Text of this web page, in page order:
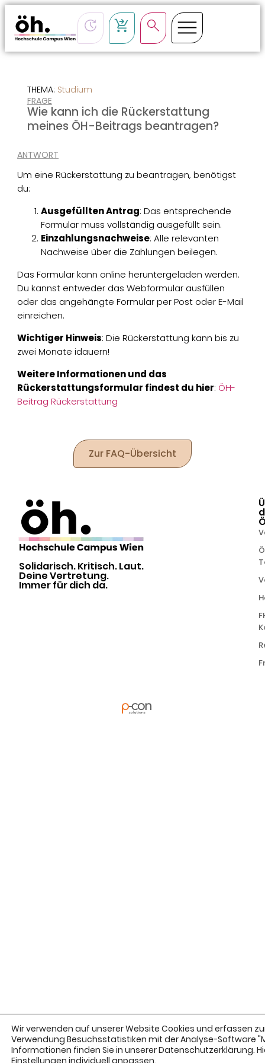
THEMA: Studium
FRAGE
Wie kann ich die Rückerstattung
meines ÖH-Beitrags beantragen?
ANTWORT
Um eine Rückerstattung zu beantragen, benötigst
du:
Ausgefüllten Antrag: Das entsprechende
Formular muss vollständig ausgefüllt sein.
Einzahlungsnachweise: Alle relevanten
Nachweise über die Zahlungen beilegen.
Das Formular kann online heruntergeladen werden.
Du kannst entweder das Webformular ausfüllen
oder das angehängte Formular per Post oder E-Mail
einreichen.
Wichtiger Hinweis: Die Rückerstattung kann bis zu
zwei Monate idauern!
Weitere Informationen und das
Rückerstattungsformular findest du hier: ÖH-
Beitrag Rückerstattung
Zur FAQ-Übersicht
Solidarisch. Kritisch. Laut.
Deine Vertretung.
Immer für dich da.
Wir verwenden auf unserer Website Cookies und erfassen
Verwendung Besuchsstatistiken mit der Analyse-Software
Informationen finden Sie in unserer Datenschutzerklärung.
Einstellungen individuell anpassen.